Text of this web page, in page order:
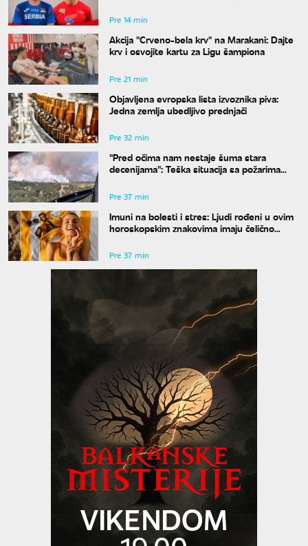
Pre 14 min
Akcija "Crveno-bela krv" na Marakani: Dajte
krv i osvojite kartu za Ligu šampiona
Pre 21 min
Objavljena evropska lista izvoznika piva:
Jedna zemlja ubedljivo prednjači
Pre 32 min
"Pred očima nam nestaje šuma stara
decenijama": Teška situacija sa požarima
Pre 37 min
Imuni na bolesti i stres: Ljudi rođeni u ovim
horoskopskim znakovima imaju čelično
Pre 37 min